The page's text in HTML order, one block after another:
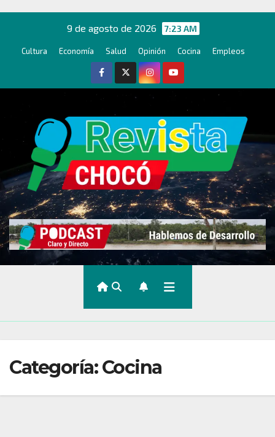
contenido
9 de agosto de 2026 7:23 AM
Cultura Economía Salud Opinión Cocina Empleos
Categoría:Cocina